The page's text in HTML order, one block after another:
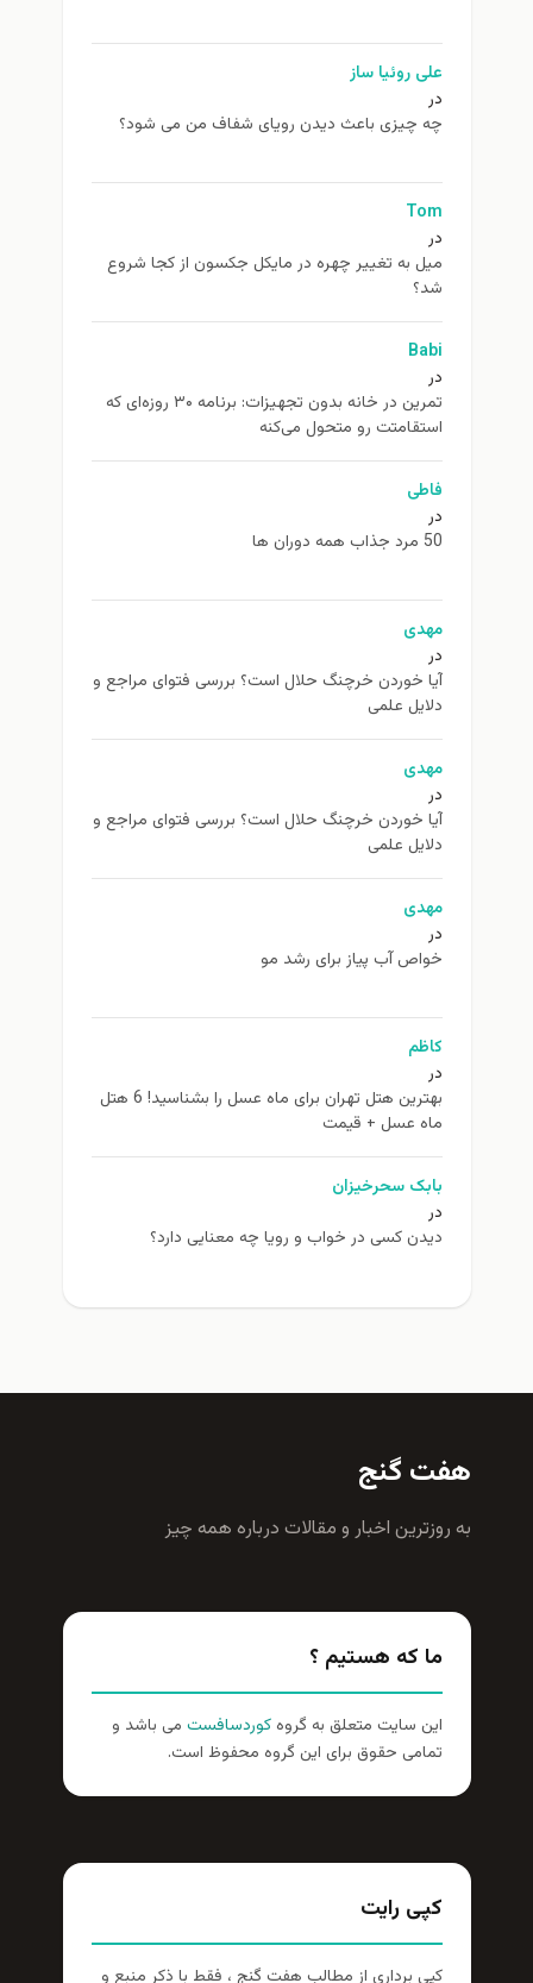
علی روئیا ساز
در
چه چیزی باعث دیدن رویای شفاف من می شود؟
Tom
در
ميل به تغيير چهره در مایکل جکسون از كجا شروع
شد؟
Babi
در
تمرین در خانه بدون تجهیزات: برنامه ۳۰ روزه‌ای که
استقامتت رو متحول می‌کنه
فاطی
در
50 مرد جذاب همه دوران ها
مهدی
در
آیا خوردن خرچنگ حلال است؟ بررسی فتوای مراجع و
دلایل علمی
مهدی
در
آیا خوردن خرچنگ حلال است؟ بررسی فتوای مراجع و
دلایل علمی
مهدی
در
خواص آب پیاز برای رشد مو
کاظم
در
بهترین هتل تهران برای ماه عسل را بشناسید! 6 هتل
ماه عسل + قیمت
بابک سحرخیزان
در
دیدن کسی در خواب و رویا چه معنایی دارد؟
هفت گنج
به روزترين اخبار و مقالات درباره همه چيز
ما که هستیم ؟
این سایت متعلق به گروهکوردسافست می باشد و
تمامی حقوق برای این گروه محفوظ است.
کپی رایت
کپی برداری از مطالب هفت گنج ، فقط با ذکر منبع و